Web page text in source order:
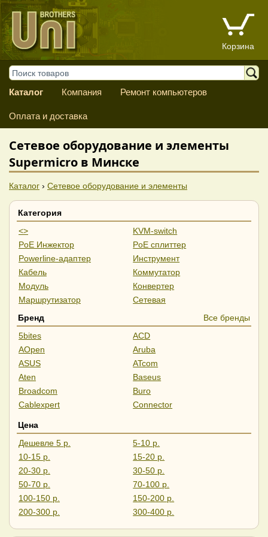
Корзина
Каталог Компания Ремонт компьютеров
Оплата и доставка
Сетевое оборудование и элементы
Supermicro в Минске
Каталог › Сетевое оборудование и элементы
Категория
<>
KVM-switch
PoE Инжектор
PoE сплиттер
Powerline-адаптер
Инструмент
Кабель
Коммутатор
Модуль
Конвертер
Маршрутизатор
Сетевая
Бренд
Все бренды
5bites
ACD
AOpen
Aruba
ASUS
ATcom
Aten
Baseus
Broadcom
Buro
Cablexpert
Connector
D-Link
Dahua
Digitus
Digma
Edge-Core
ExeGate
Falcon Eye
Fortinet
Gembird
Generica
Hikvision
HP
Huawei
Intel
iOpen
IP-COM
Цена
Дешевле 5 р.
5-10 р.
10-15 р.
15-20 р.
20-30 р.
30-50 р.
50-70 р.
70-100 р.
100-150 р.
150-200 р.
200-300 р.
300-400 р.